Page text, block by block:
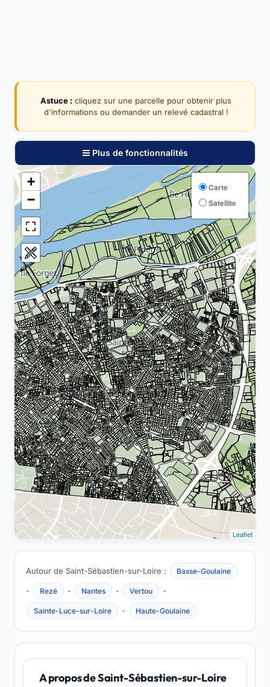
Astuce : cliquez sur une parcelle pour obtenir plus
d'informations ou demander un relevé cadastral !
Plus de fonctionnalités
+
−
Carte
Satellite
Leaflet
Autour de Saint-Sébastien-sur-Loire : Basse-Goulaine
- Rezé - Nantes - Vertou -
Sainte-Luce-sur-Loire - Haute-Goulaine
A propos de Saint-Sébastien-sur-Loire